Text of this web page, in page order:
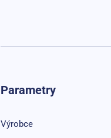
Parametry
Výrobce